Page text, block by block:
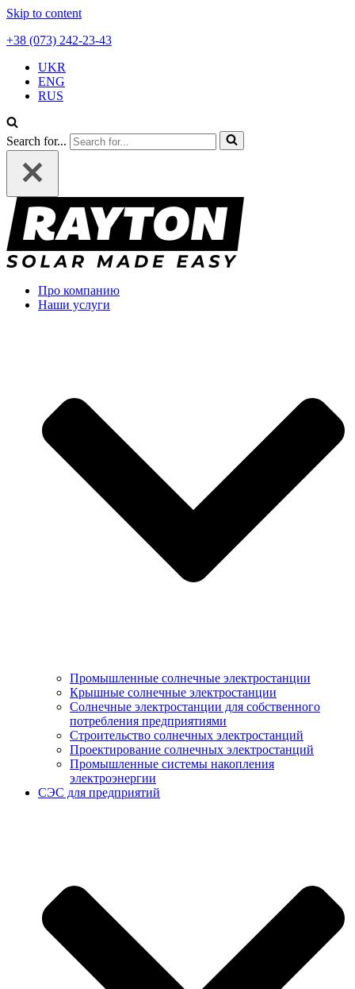
Skip to content
+38 (073) 242-23-43
UKR
ENG
RUS
Search for...
Про компанию
Наши услуги
Промышленные солнечные электростанции
Крышные солнечные электростанции
Солнечные электростанции для собственного
потребления предприятиями
Строительство солнечных электростанций
Проектирование солнечных электростанций
Промышленные системы накопления
электроэнергии
СЭС для предприятий